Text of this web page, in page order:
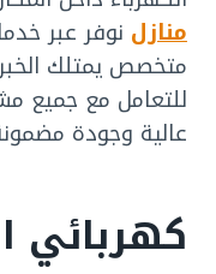
منازل نوفر عبر
متخصص يمتلك
للتعامل مع جميع
عالية وجودة
كهربائي